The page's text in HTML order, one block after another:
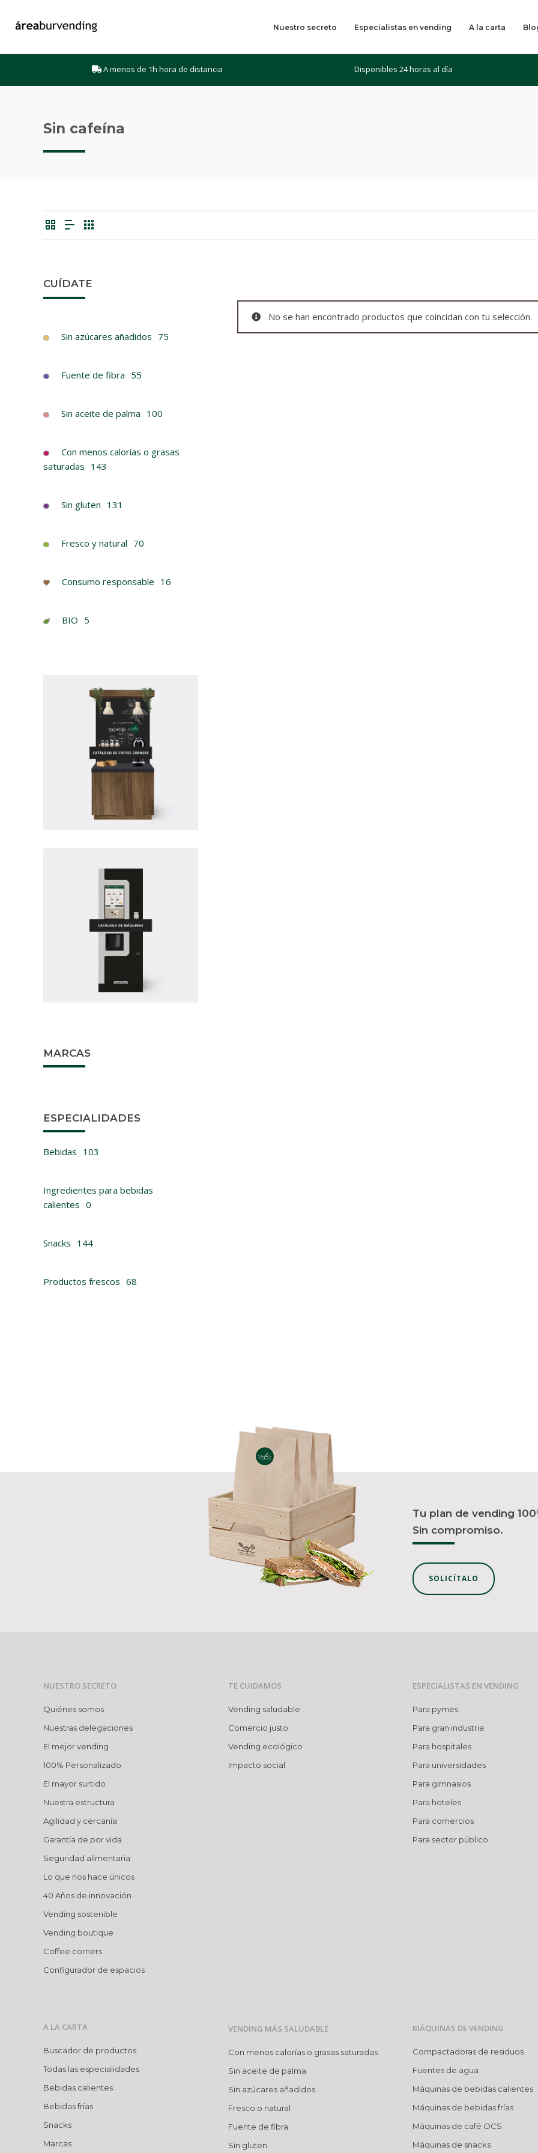
Nuestro secreto Especialistas en vending A la carta
A menos de 1h hora de distancia Disponibles 24 horas al día
Sin cafeína
No se han encontrado productos que coincidan con tu selección.
CUÍDATE
Sin azúcares añadidos 75
Fuente de fibra 55
Sin aceite de palma 100
Con menos calorías o grasas
saturadas 143
Sin gluten 131
Fresco y natural 70
Consumo responsable 16
BIO 5
MARCAS
ESPECIALIDADES
Bebidas 103
Ingredientes para bebidas
calientes 0
Snacks 144
Productos frescos 68
Tu plan de vending
Sin compromiso.
SOLICÍTALO
NUESTRO SECRETO
Quiénes somos
Nuestras delegaciones
El mejor vending
100% Personalizado
El mayor surtido
Nuestra estructura
Agilidad y cercanía
Garantía de por vida
Seguridad alimentaria
Lo que nos hace únicos
40 Años de innovación
Vending sostenible
Vending boutique
Coffee corners
Configurador de espacios
A LA CARTA
Buscador de productos
Todas las especialidades
Bebidas calientes
Bebidas frías
Snacks
Marcas
TE CUIDAMOS
Vending saludable
Comercio justo
Vending ecológico
Impacto social
VENDING MÁS SALUDABLE
Con menos calorías o grasas saturadas
Sin aceite de palma
Sin azúcares añadidos
Fresco o natural
Fuente de fibra
Sin gluten
ESPECIALISTAS EN VENDING
Para pymes
Para gran industria
Para hospitales
Para universidades
Para gimnasios
Para hoteles
Para comercios
Para sector público
MÁQUINAS DE VENDING
Compactadoras de residuos
Fuentes de agua
Máquinas de bebidas calientes
Máquinas de bebidas frías
Máquinas de café OCS
Máquinas de snacks